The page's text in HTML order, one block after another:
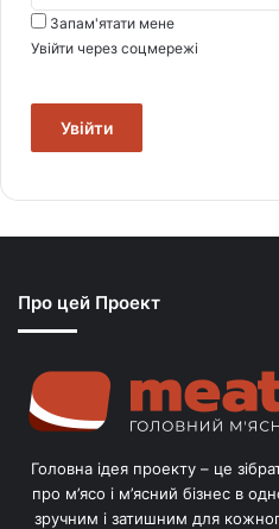
Запам'ятати мене
Увійти через соцмережі
Увійти
Про цей Проект
Головна ідея проекту – це
про м’ясо і м’ясний бізнес в
зручним і затишним для